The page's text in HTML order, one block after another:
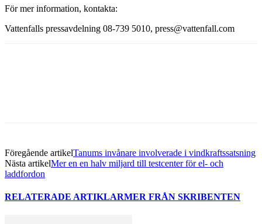
För mer information, kontakta:
Vattenfalls pressavdelning 08-739 5010, press@vattenfall.com
Föregående artikelTanums invånare involverade i vindkraftssatsning
Nästa artikelMer en en halv miljard till testcenter för el- och
laddfordon
RELATERADE ARTIKLARMER FRÅN SKRIBENTEN